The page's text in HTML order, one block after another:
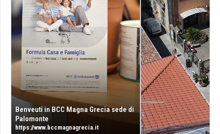
Benveuti in BCC Magna Grecia sede di
Palomonte
https://www.bccmagnagrecia.it